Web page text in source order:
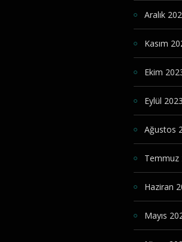
Aralık
Kasım
Ekim
Eylül 2023
Ağustos
Temmuz
Haziran
Mayıs